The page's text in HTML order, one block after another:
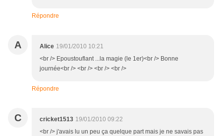
Répondre
A Alice 19/01/2010 10:21
<br /> Epoustouflant ...la magie (le 1er)<br /> Bonne
journée<br /> <br /> <br /> <br />
Répondre
C cricket1513 19/01/2010 09:22
<br /> j'avais lu un peu ça quelque part mais je ne savais pas